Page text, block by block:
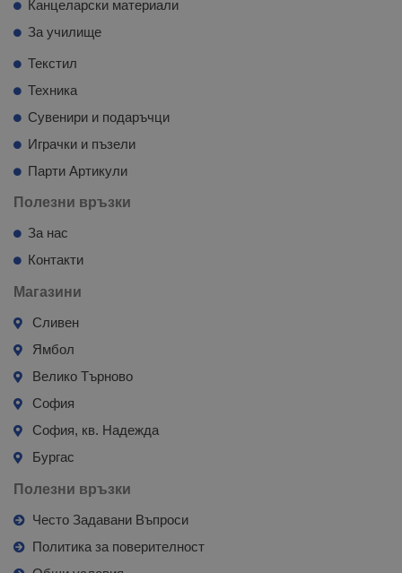
Канцеларски материали
За училище
Текстил
Техника
Сувенири и подаръчци
Играчки и пъзели
Парти Артикули
Полезни връзки
За нас
Контакти
Магазини
Сливен
Ямбол
Велико Търново
София
София, кв. Надежда
Бургас
Полезни връзки
Често Задавани Въпроси
Политика за поверителност